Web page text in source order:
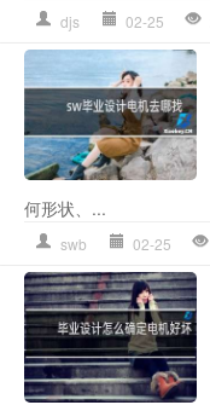
djs 02-25
何形状、...
swb 02-25